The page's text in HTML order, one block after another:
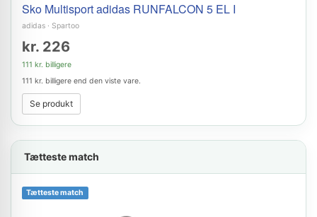
Sko Multisport adidas RUNFALCON 5 EL I
adidas · Spartoo
kr. 226
111 kr. billigere
111 kr. billigere end den viste vare.
Se produkt
Tætteste match
Tætteste match